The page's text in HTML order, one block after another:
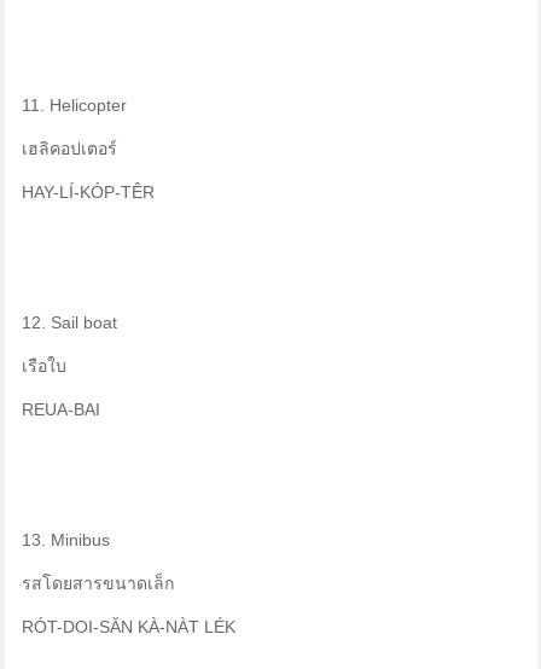
11. Helicopter
เฮลิคอปเตอร์
HAY-LÍ-KÓP-TÊR
12. Sail boat
เรือใบ
REUA-BAI
13. Minibus
รสโดยสารขนาดเล็ก
RÓT-DOI-SĂN KÀ-NÀT LÉK